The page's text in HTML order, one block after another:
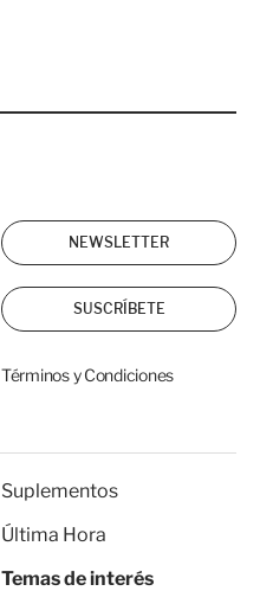
NEWSLETTER
SUSCRÍBETE
Términos y Condiciones
Suplementos
Última Hora
Temas de interés